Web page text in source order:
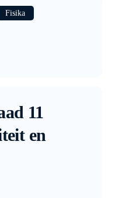
Fisika
11
en